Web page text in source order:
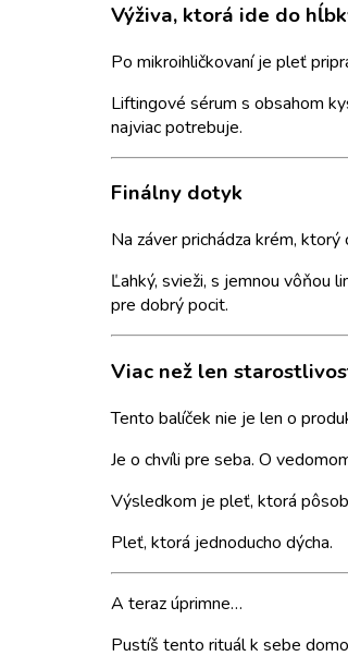
Výživa, ktorá ide do
Po mikroihličkovaní je pleť
Liftingové sérum s obsahom
najviac potrebuje.
Finálny dotyk
Na záver prichádza krém, ktorý
Ľahký, svieži, s jemnou vôňou
pre dobrý pocit.
Viac než len
Tento balíček nie je len o
Je o chvíli pre seba. O
Výsledkom je pleť, ktorá
Pleť, ktorá jednoducho dýcha.
A teraz úprimne…
Pustíš tento rituál k sebe